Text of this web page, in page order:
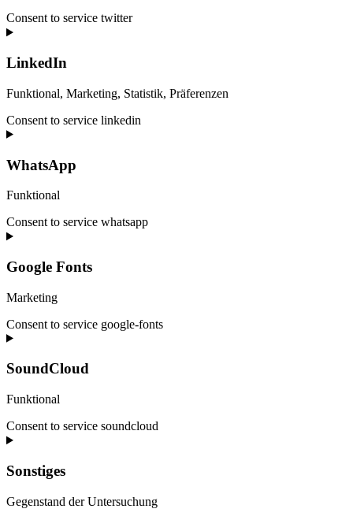
Consent to service twitter
LinkedIn
Funktional, Marketing, Statistik, Präferenzen
Consent to service linkedin
WhatsApp
Funktional
Consent to service whatsapp
Google Fonts
Marketing
Consent to service google-fonts
SoundCloud
Funktional
Consent to service soundcloud
Sonstiges
Gegenstand der Untersuchung